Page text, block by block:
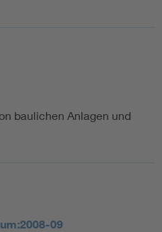
baulichen Anlagen und
09